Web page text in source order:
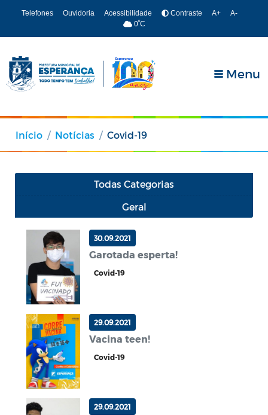
Telefones Ouvidoria Acessibilidade Contraste A+
A-
0ºC
Menu
Início Notícias Covid-19
Todas Categorias
Geral
30.09.2021
Garotada esperta!
Covid-19
29.09.2021
Vacina teen!
Covid-19
29.09.2021